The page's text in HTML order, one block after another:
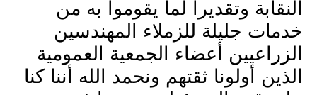
النقابة وتقديرا لما يقوموا به من
خدمات جليلة للزملاء المهندسين
الزراعيين أعضاء الجمعية العمومية
الذين أولونا ثقتهم ونحمد الله أننا كنا